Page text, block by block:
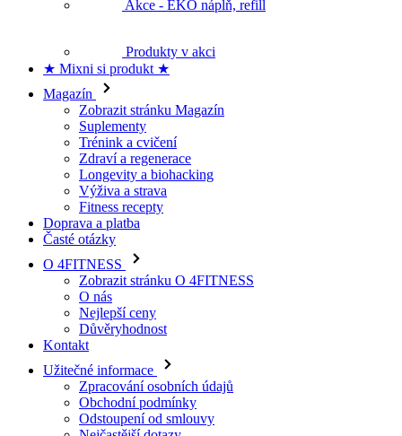
Magazín
Zobrazit stránku Magazín
Suplementy
Trénink a cvičení
Zdraví a regenerace
Longevity a biohacking
Výživa a strava
Fitness recepty
Doprava a platba
Časté otázky
O 4FITNESS
Zobrazit stránku O 4FITNESS
O nás
Nejlepší ceny
Důvěryhodnost
Kontakt
Užitečné informace
Zpracování osobních údajů
Obchodní podmínky
Odstoupení od smlouvy
Nejčastější dotazy
Doprava a platba